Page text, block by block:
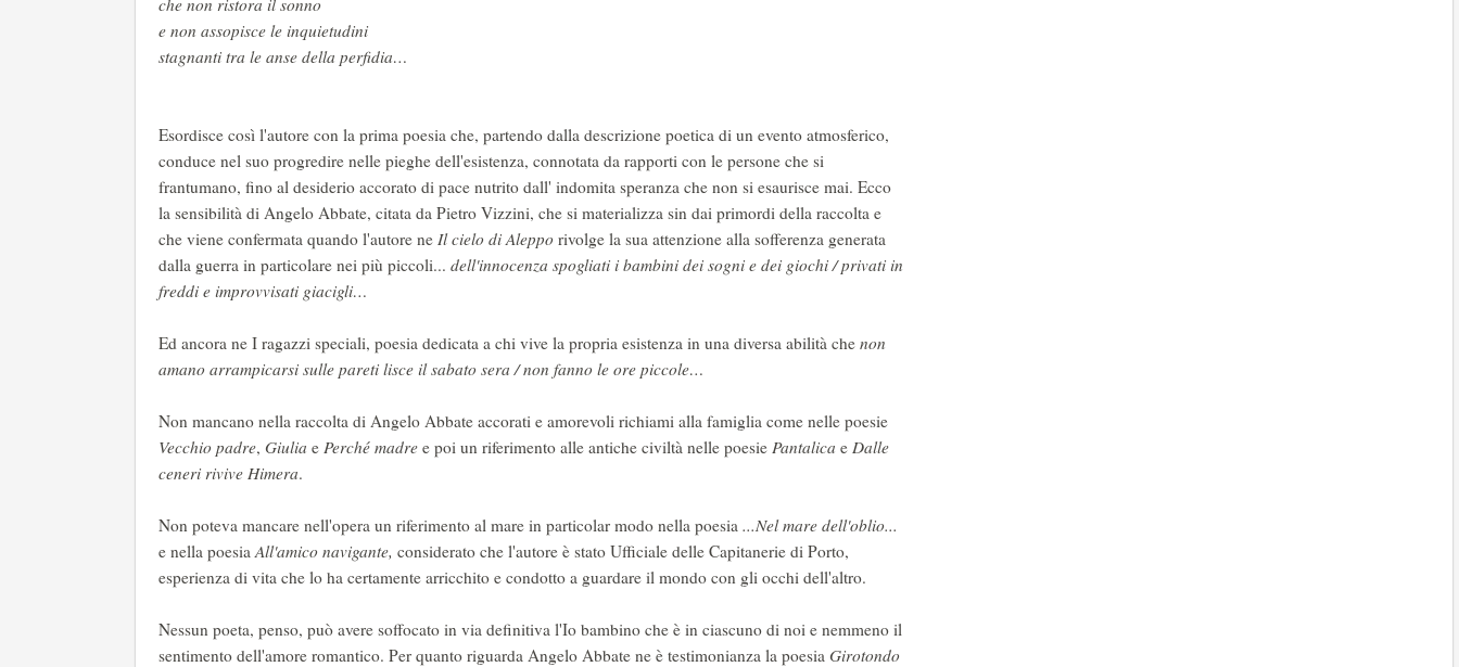
che non ristora il sonno
e non assopisce le inquietudini
stagnanti tra le anse della perfidia…
Esordisce così l'autore con la prima poesia che, partendo dalla descrizione poetica di un evento atmosferico,
conduce nel suo progredire nelle pieghe dell'esistenza, connotata da rapporti con le persone che si
frantumano, fino al desiderio accorato di pace nutrito dall' indomita speranza che non si esaurisce mai. Ecco
la sensibilità di Angelo Abbate, citata da Pietro Vizzini, che si materializza sin dai primordi della raccolta e
che viene confermata quando l'autore ne Il cielo di Aleppo rivolge la sua attenzione alla sofferenza generata
dalla guerra in particolare nei più piccoli... dell'innocenza spogliati i bambini dei sogni e dei giochi / privati in
freddi e improvvisati giacigli…
Ed ancora ne I ragazzi speciali, poesia dedicata a chi vive la propria esistenza in una diversa abilità che non
amano arrampicarsi sulle pareti lisce il sabato sera / non fanno le ore piccole…
Non mancano nella raccolta di Angelo Abbate accorati e amorevoli richiami alla famiglia come nelle poesie
Vecchio padre, Giulia e Perché madre e poi un riferimento alle antiche civiltà nelle poesie Pantalica e Dalle
ceneri rivive Himera.
Non poteva mancare nell'opera un riferimento al mare in particolar modo nella poesia ...Nel mare dell'oblio...
e nella poesiaAll'amico navigante, considerato che l'autore è stato Ufficiale delle Capitanerie di Porto,
esperienza di vita che lo ha certamente arricchito e condotto a guardare il mondo con gli occhi dell'altro.
Nessun poeta, penso, può avere soffocato in via definitiva l'Io bambino che è in ciascuno di noi e nemmeno il
sentimento dell'amore romantico. Per quanto riguarda Angelo Abbate ne è testimonianza la poesia Girotondo